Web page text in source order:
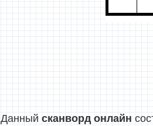
Данный сканворд онлайн